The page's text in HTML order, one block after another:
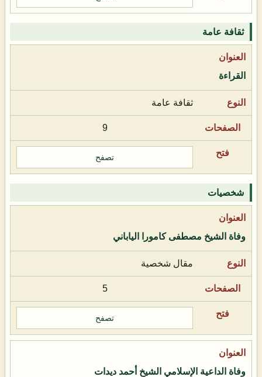
ثقافة عامة
القراءة
ثقافة عامة
9
تصفح
شخصيات
وفاة الشيخ مصطفى كامورا الياباني
مقال شخصية
5
تصفح
وفاة الداعية الإسلامي الشيخ أحمد ديدات